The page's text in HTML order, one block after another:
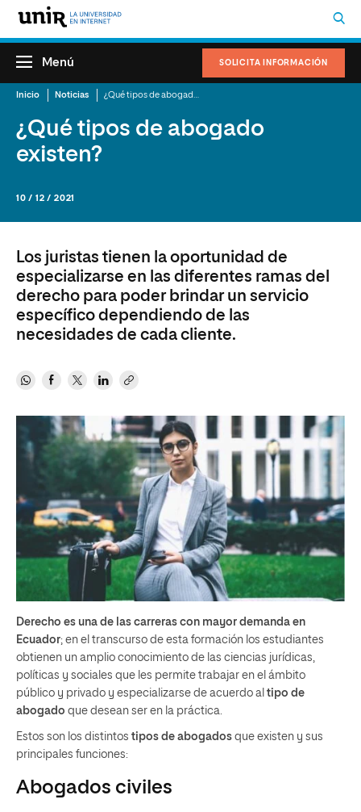
SOLICITA INFORMACIÓN
Menú
Inicio Noticias
¿Qué tipos de abogado
existen?
10 / 12 / 2021
Los juristas tienen la oportunidad de
especializarse en las diferentes ramas del
derecho para poder brindar un servicio
específico dependiendo de las
necesidades de cada cliente.
Derecho es una de las carreras con mayor demanda en
Ecuador; en el transcurso de esta formación los estudiantes
obtienen un amplio conocimiento de las ciencias jurídicas,
políticas y sociales que les permite trabajar en el ámbito
público y privado y especializarse de acuerdo al tipo de
abogado que desean ser en la práctica.
Estos son los distintos tipos de abogados que existen y sus
principales funciones:
Abogados civiles